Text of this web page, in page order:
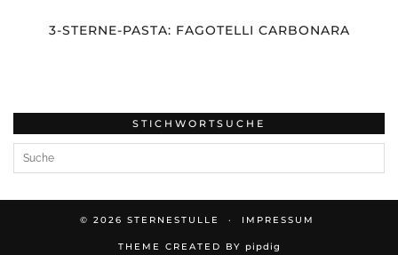
3-STERNE-PASTA: FAGOTELLI CARBONARA
STICHWORTSUCHE
© 2026 STERNESTULLE IMPRESSUM
THEME CREATED BY pipdig